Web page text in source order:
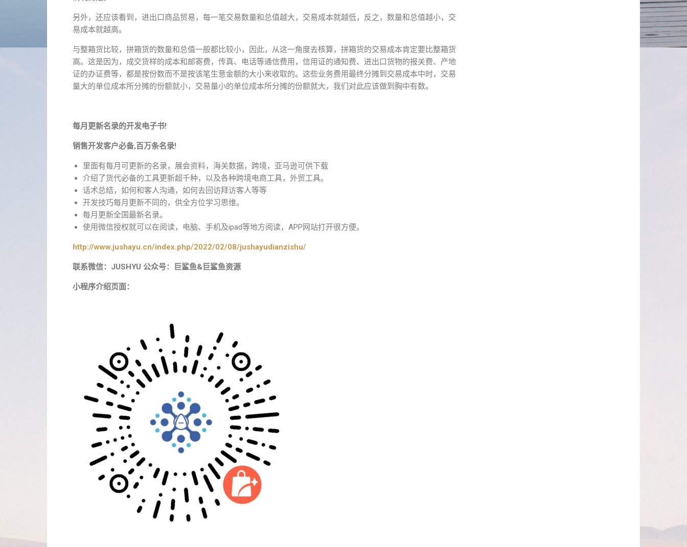
另外，还应该看到，进出口商品贸易，每一笔交易数量和总值越大，交易成本就越低，反之，数量和总值越小，交
易成本就越高。
与整箱货比较，拼箱货的数量和总值一般都比较小，因此，从这一角度去核算，拼箱货的交易成本肯定要比整箱货
高。这是因为，成交货样的成本和邮寄费，传真、电话等通信费用，信用证的通知费、进出口货物的报关费、产地
证的办证费等，都是按份数而不是按该笔生意金额的大小来收取的。这些业务费用最终分摊到交易成本中时，交易
量大的单位成本所分摊的份额就小，交易量小的单位成本所分摊的份额就大，我们对此应该做到胸中有数。
每月更新名录的开发电子书!
销售开发客户必备,百万条名录!
里面有每月可更新的名录，展会资料，海关数据，跨境，亚马逊可供下载
介绍了货代必备的工具更新超千种，以及各种跨境电商工具，外贸工具。
话术总结，如何和客人沟通，如何去回访拜访客人等等
开发技巧每月更新不同的，供全方位学习思维。
每月更新全国最新名录。
使用微信授权就可以在阅读，电脑、手机及ipad等地方阅读，APP网站打开很方便。
http://www.jushayu.cn/index.php/2022/02/08/jushayudianzishu/
联系微信：JUSHYU 公众号：巨鲨鱼&巨鲨鱼资源
小程序介绍页面：